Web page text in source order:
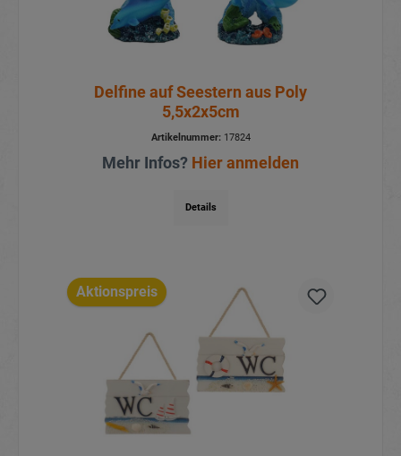
Delfine auf Seestern aus Poly
5,5x2x5cm
Artikelnummer:17824
Mehr Infos? Hier anmelden
Details
Aktionspreis